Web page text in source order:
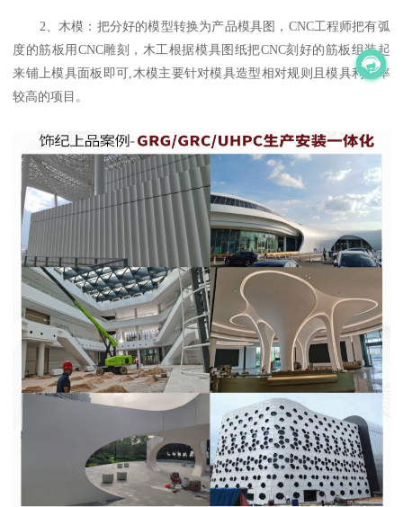
2、木模：把分好的模型转换为产品模具图，CNC工程师把有弧
度的筋板用CNC雕刻，木工根据模具图纸把CNC刻好的筋板组装起
来铺上模具面板即可,木模主要针对模具造型相对规则且模具利用率
较高的项目。